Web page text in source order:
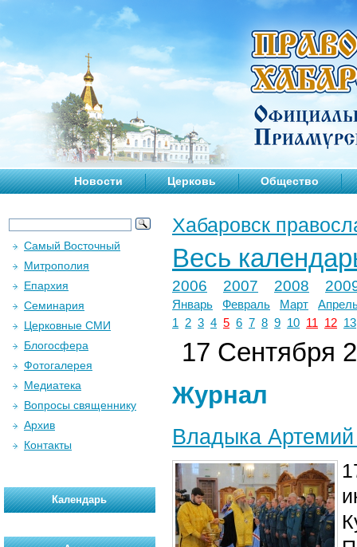
Новости Церковь Общество
Хабаровск
Весь
2006 2007 2008
Январь Февраль Март
1
2 3 4 5 6 7 8 9 10 11 12 13
17 Сентября
Журнал
Владыка
Самый Восточный
Митрополия
Епархия
Семинария
Церковные СМИ
Блогосфера
Фотогалерея
Медиатека
Вопросы священнику
Архив
Контакты
Календарь